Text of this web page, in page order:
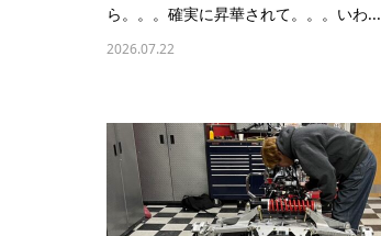
ら。。。確実に昇華されて。。。いわ...
2026.07.22